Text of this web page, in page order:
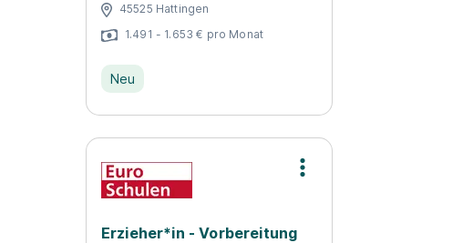
45525 Hattingen
1.491 - 1.653 € pro Monat
Neu
Erzieher*in - Vorbereitung